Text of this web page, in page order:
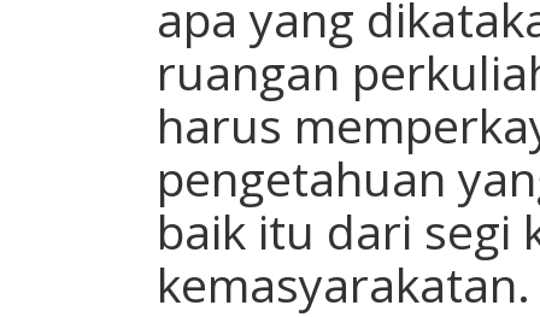
apa yang
ruangan
harus
pengetahuan
baik itu dari segi
kemasyarakatan.